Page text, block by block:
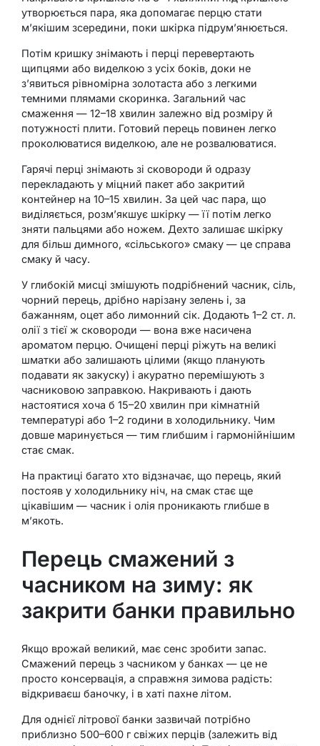
утворюється пара, яка допомагає перцю стати
м’якішим зсередини, поки шкірка підрум’янюється.
Потім кришку знімають і перці перевертають
щипцями або виделкою з усіх боків, доки не
з’явиться рівномірна золотаста або з легкими
темними плямами скоринка. Загальний час
смаження — 12–18 хвилин залежно від розміру й
потужності плити. Готовий перець повинен легко
проколюватися виделкою, але не розвалюватися.
Гарячі перці знімають зі сковороди й одразу
перекладають у міцний пакет або закритий
контейнер на 10–15 хвилин. За цей час пара, що
виділяється, розм’якшує шкірку — її потім легко
зняти пальцями або ножем. Дехто залишає шкірку
для більш димного, «сільського» смаку — це справа
смаку й часу.
У глибокій мисці змішують подрібнений часник, сіль,
чорний перець, дрібно нарізану зелень і, за
бажанням, оцет або лимонний сік. Додають 1–2 ст. л.
олії з тієї ж сковороди — вона вже насичена
ароматом перцю. Очищені перці ріжуть на великі
шматки або залишають цілими (якщо планують
подавати як закуску) і акуратно перемішують з
часниковою заправкою. Накривають і дають
настоятися хоча б 15–20 хвилин при кімнатній
температурі або 1–2 години в холодильнику. Чим
довше маринується — тим глибшим і гармонійнішим
стає смак.
На практиці багато хто відзначає, що перець, який
постояв у холодильнику ніч, на смак стає ще
цікавішим — часник і олія проникають глибше в
м’якоть.
Перець смажений з
часником на зиму: як
закрити банки правильно
Якщо врожай великий, має сенс зробити запас.
Смажений перець з часником у банках — це не
просто консервація, а справжня зимова радість:
відкриваєш баночку, і в хаті пахне літом.
Для однієї літрової банки зазвичай потрібно
приблизно 500–600 г свіжих перців (залежить від